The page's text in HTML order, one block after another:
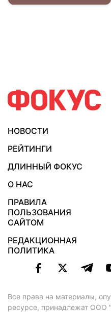
НОВОСТИ
РЕЙТИНГИ
ДЛИННЫЙ ФОКУС
О НАС
ПРАВИЛА
ПОЛЬЗОВАНИЯ
САЙТОМ
РЕДАКЦИОННАЯ
ПОЛИТИКА
Все права на материалы,
ресурсе, принадлежат